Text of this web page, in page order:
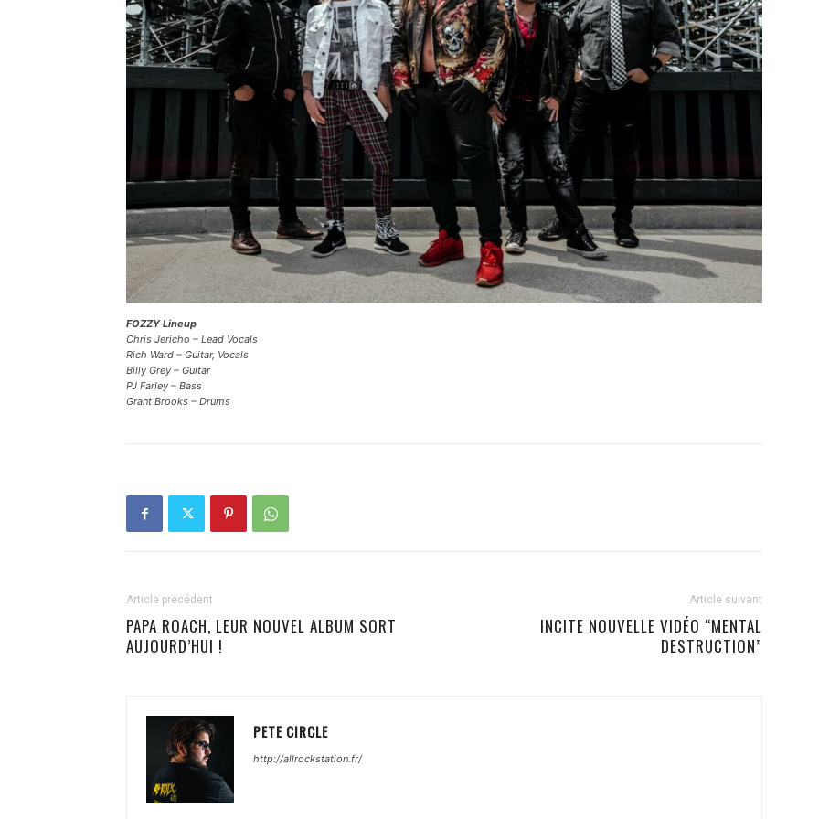
FOZZY Lineup
Chris Jericho – Lead Vocals
Rich Ward – Guitar, Vocals
Billy Grey – Guitar
PJ Farley – Bass
Grant Brooks – Drums
Article précédent
PAPA ROACH, LEUR NOUVEL ALBUM SORT
AUJOURD’HUI !
Article suivant
INCITE NOUVELLE VIDÉO “MENTAL
DESTRUCTION”
PETE CIRCLE
http://allrockstation.fr/